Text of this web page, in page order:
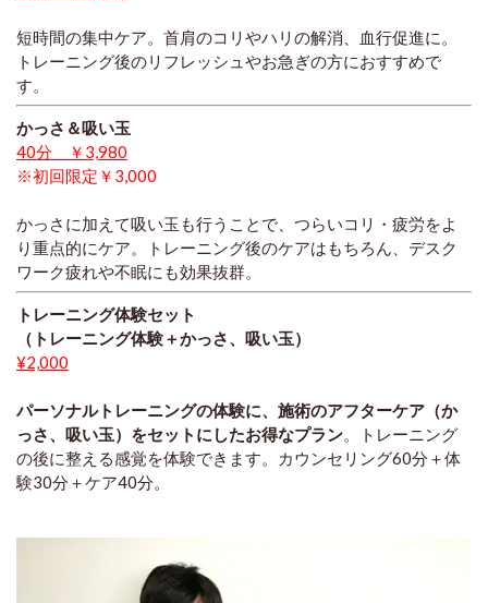
短時間の集中ケア。首肩のコリやハリの解消、血行促進に。
トレーニング後のリフレッシュやお急ぎの方におすすめで
す。
かっさ＆吸い玉
40分 ￥3,980
※初回限定￥3,000
かっさに加えて吸い玉も行うことで、つらいコリ・疲労をよ
り重点的にケア。トレーニング後のケアはもちろん、デスク
ワーク疲れや不眠にも効果抜群。
トレーニング体験セット
（トレーニング体験＋かっさ、吸い玉）
¥2,000
パーソナルトレーニングの体験に、施術のアフターケア（か
っさ、吸い玉）をセットにしたお得なプラン。トレーニング
の後に整える感覚を体験できます。カウンセリング60分＋体
験30分＋ケア40分。